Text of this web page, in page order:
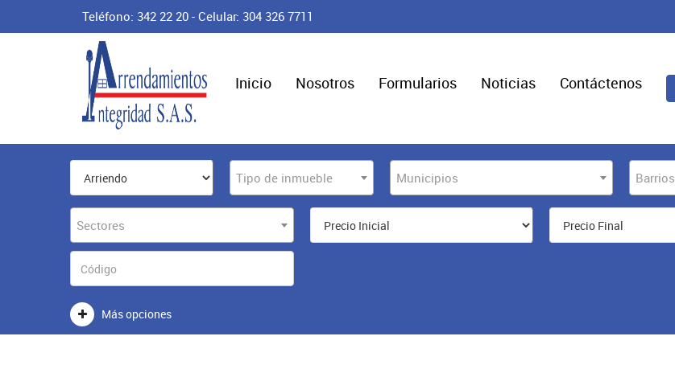
Teléfono: 342 22 20 - Celular: 304 326 7711
Inicio Nosotros Formularios Noticias Contáctenos
Tipo de inmueble Municipios Barrios
Sectores
Más opciones